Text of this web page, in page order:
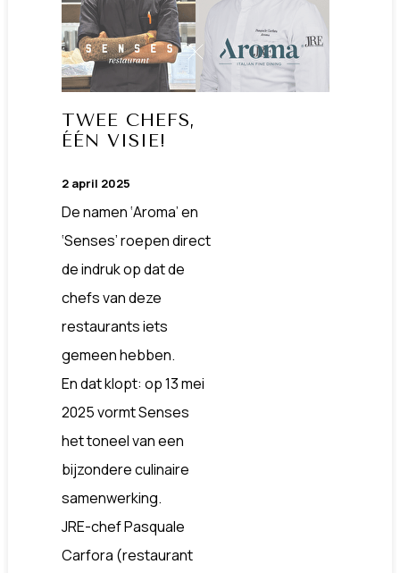
TWEE CHEFS,
ÉÉN VISIE!
2 april 2025
De namen ‘Aroma’ en
‘Senses’ roepen direct
de indruk op dat de
chefs van deze
restaurants iets
gemeen hebben.
En dat klopt: op 13 mei
2025 vormt Senses
het toneel van een
bijzondere culinaire
samenwerking.
JRE-chef Pasquale
Carfora (restaurant